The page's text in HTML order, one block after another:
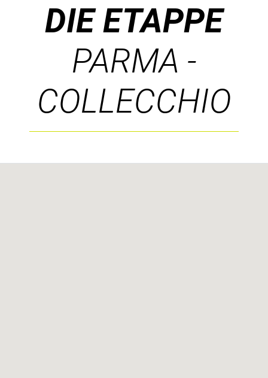
DIE ETAPPE
PARMA -
COLLECCHIO